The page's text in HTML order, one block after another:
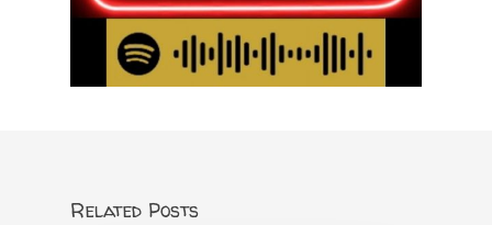
Related Posts